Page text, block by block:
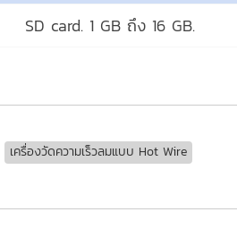
SD card. 1 GB ถึง 16 GB.
เครื่องวัดความเร็วลมแบบ Hot Wire